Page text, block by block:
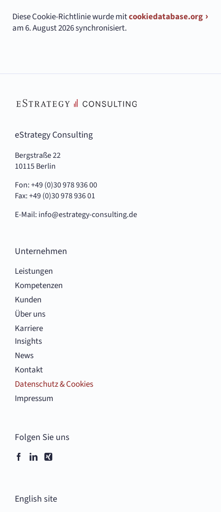
Diese Cookie-Richtlinie wurde mitcookiedatabase.org
am 6. August 2026 synchronisiert.
eStrategy Consulting
Bergstraße 22
10115 Berlin
Fon: +49 (0)30 978 936 00
Fax: +49 (0)30 978 936 01
E-Mail: info@estrategy-consulting.de
Unternehmen
Leistungen
Kompetenzen
Kunden
Über uns
Karriere
Insights
News
Kontakt
Datenschutz & Cookies
Impressum
Folgen Sie uns
English site